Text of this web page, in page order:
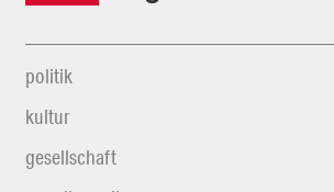
politik
kultur
gesellschaft